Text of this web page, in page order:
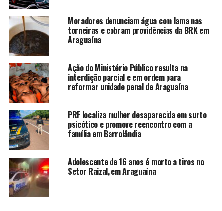
Moradores denunciam água com lama nas
torneiras e cobram providências da BRK em
Araguaína
Ação do Ministério Público resulta na
interdição parcial e em ordem para
reformar unidade penal de Araguaína
PRF localiza mulher desaparecida em surto
psicótico e promove reencontro com a
família em Barrolândia
Adolescente de 16 anos é morto a tiros no
Setor Raizal, em Araguaína